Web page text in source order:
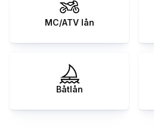
MC/ATV lån
Båtlån